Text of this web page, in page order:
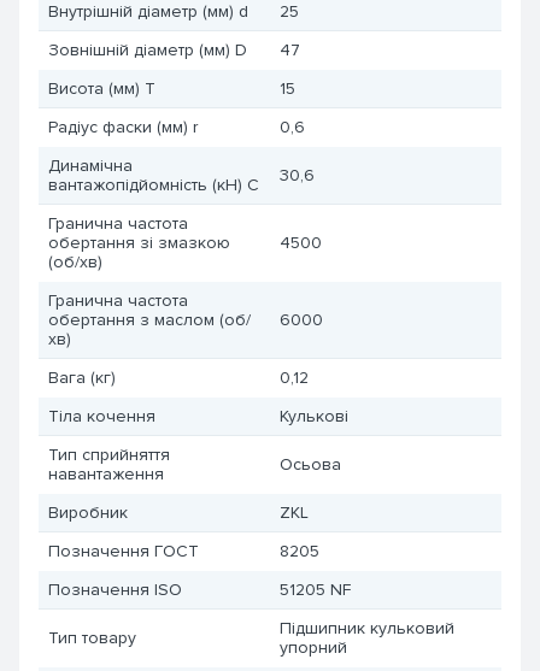
Внутрішній діаметр (мм) d
25
Зовнішній діаметр (мм) D
47
Висота (мм) T
15
Радіус фаски (мм) r
0,6
Динамічна
вантажопідйомність (кН) C
30,6
Гранична частота
обертання зі змазкою
(об/хв)
4500
Гранична частота
обертання з маслом (об/
хв)
6000
Вага (кг)
0,12
Тіла кочення
Кулькові
Тип сприйняття
навантаження
Осьова
Виробник
ZKL
Позначення ГОСТ
8205
Позначення ISO
51205 NF
Тип товару
Підшипник кульковий
упорний